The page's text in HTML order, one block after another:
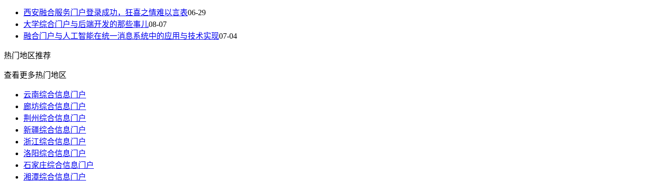
西安融合服务门户登录成功，狂喜之情难以言表06-29
大学综合门户与后端开发的那些事儿08-07
融合门户与人工智能在统一消息系统中的应用与技术实现07-04
热门 地区推荐
查看更多热门地区
云南综合信息门户
廊坊综合信息门户
荆州综合信息门户
新疆综合信息门户
浙江综合信息门户
洛阳综合信息门户
石家庄综合信息门户
湘潭综合信息门户